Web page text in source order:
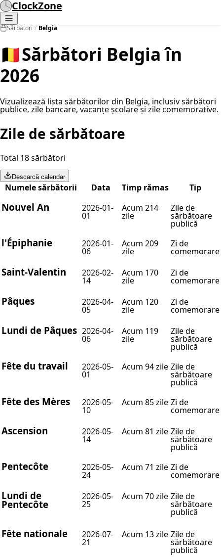
ClockZone
Sărbători / Belgia
🇧🇪Sărbători Belgia în
2026
Vizualizează lista sărbătorilor din Belgia, inclusiv sărbători
publice, zile bancare, vacanțe școlare și zile comemorative.
Zile de sărbătoare
Total 18 sărbători
Descarcă calendar
Numele sărbătorii Data Timp rămas Tip
Nouvel An 2026-01-
01
Acum 214
zile
Zile de
sărbătoare
publică
l'Épiphanie 2026-01-
06
Acum 209
zile
Zi de
comemorare
Saint-Valentin 2026-02-
14
Acum 170
zile
Zi de
comemorare
Pâques 2026-04-
05
Acum 120
zile
Zi de
comemorare
Lundi de Pâques 2026-04-
06
Acum 119
zile
Zile de
sărbătoare
publică
Fête du travail 2026-05-
01
Acum 94 zile Zile de
sărbătoare
publică
Fête des Mères 2026-05-
10
Acum 85 zile Zi de
comemorare
Ascension 2026-05-
14
Acum 81 zile Zile de
sărbătoare
publică
Pentecôte 2026-05-
24
Acum 71 zile Zi de
comemorare
Lundi de
Pentecôte
2026-05-
25
Acum 70 zile Zile de
sărbătoare
publică
Fête nationale 2026-07-
21
Acum 13 zile Zile de
sărbătoare
publică